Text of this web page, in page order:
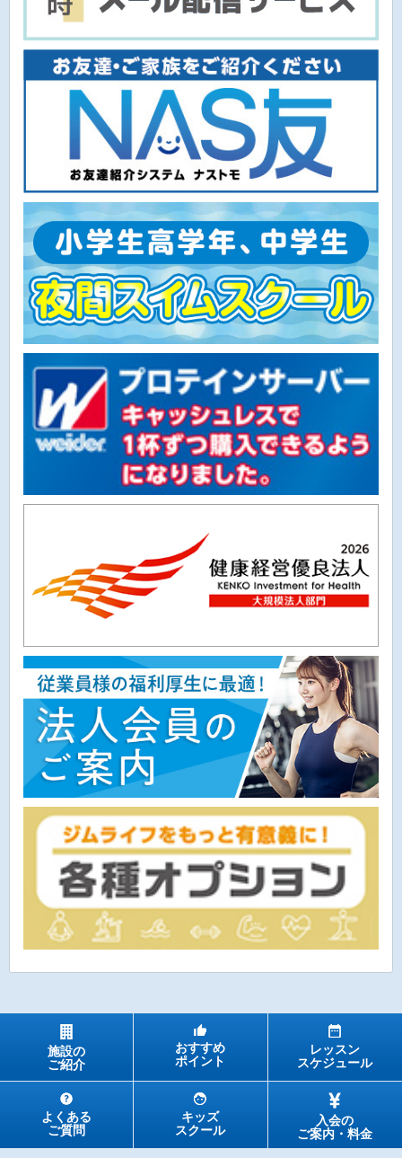
施設の
ご紹介
おすすめ
ポイント
レッスン
スケジュール
よくある
ご質問
キッズ
スクール
入会の
ご案内・料金